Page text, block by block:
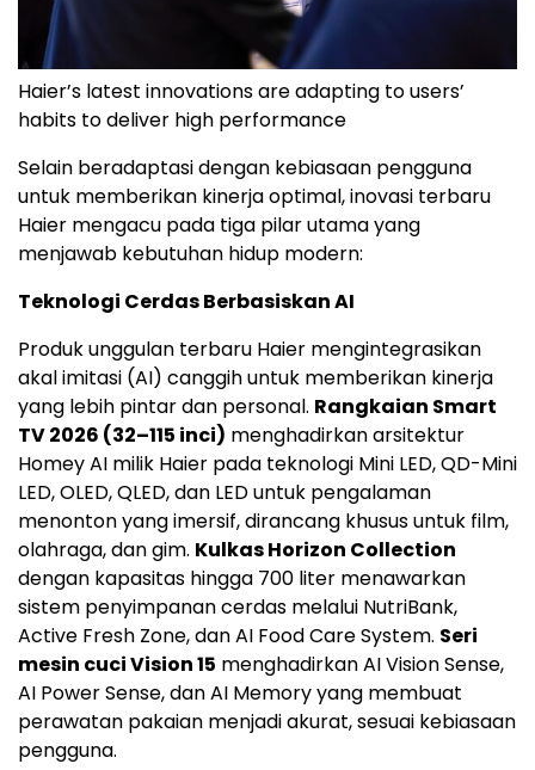
Haier’s latest innovations are adapting to users’
habits to deliver high performance
Selain beradaptasi dengan kebiasaan pengguna
untuk memberikan kinerja optimal, inovasi terbaru
Haier mengacu pada tiga pilar utama yang
menjawab kebutuhan hidup modern:
Teknologi Cerdas Berbasiskan AI
Produk unggulan terbaru Haier mengintegrasikan
akal imitasi (AI) canggih untuk memberikan kinerja
yang lebih pintar dan personal. Rangkaian Smart
TV 2026 (32–115 inci) menghadirkan arsitektur
Homey AI milik Haier pada teknologi Mini LED, QD-Mini
LED, OLED, QLED, dan LED untuk pengalaman
menonton yang imersif, dirancang khusus untuk film,
olahraga, dan gim. Kulkas Horizon Collection
dengan kapasitas hingga 700 liter menawarkan
sistem penyimpanan cerdas melalui NutriBank,
Active Fresh Zone, dan AI Food Care System. Seri
mesin cuci Vision 15 menghadirkan AI Vision Sense,
AI Power Sense, dan AI Memory yang membuat
perawatan pakaian menjadi akurat, sesuai kebiasaan
pengguna.